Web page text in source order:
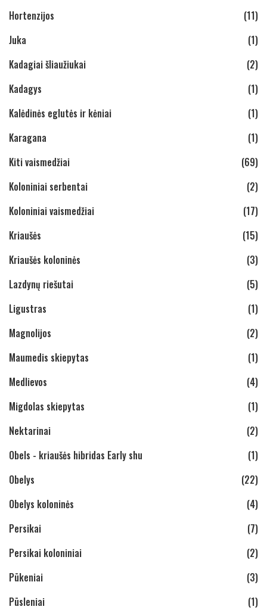
Hortenzijos
(11)
Juka
(1)
Kadagiai šliaužiukai
(2)
Kadagys
(1)
Kalėdinės eglutės ir kėniai
(1)
Karagana
(1)
Kiti vaismedžiai
(69)
Koloniniai serbentai
(2)
Koloniniai vaismedžiai
(17)
Kriaušės
(15)
Kriaušės koloninės
(3)
Lazdynų riešutai
(5)
Ligustras
(1)
Magnolijos
(2)
Maumedis skiepytas
(1)
Medlievos
(4)
Migdolas skiepytas
(1)
Nektarinai
(2)
Obels - kriaušės hibridas Early shu
(1)
Obelys
(22)
Obelys koloninės
(4)
Persikai
(7)
Persikai koloniniai
(2)
Pūkeniai
(3)
Pūsleniai
(1)